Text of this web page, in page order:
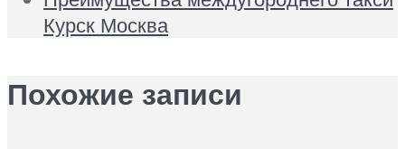
Курск Москва
Похожие записи